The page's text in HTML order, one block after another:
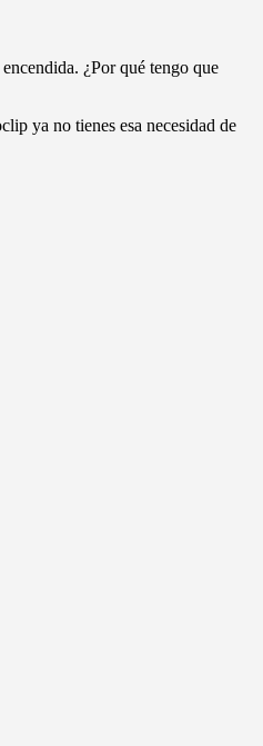
¿Por qué tengo que
ya no tienes esa necesidad de